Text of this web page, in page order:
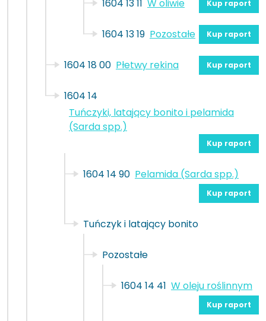
1604 13 11 W oliwie Kup raport
1604 13 19 Pozostałe Kup raport
1604 18 00 Płetwy rekina Kup raport
1604 14
Tuńczyki, latający bonito i pelamida
(Sarda spp.)
Kup raport
1604 14 90 Pelamida (Sarda spp.)
Kup raport
Tuńczyk i latający bonito
Pozostałe
1604 14 41 W oleju roślinnym
Kup raport